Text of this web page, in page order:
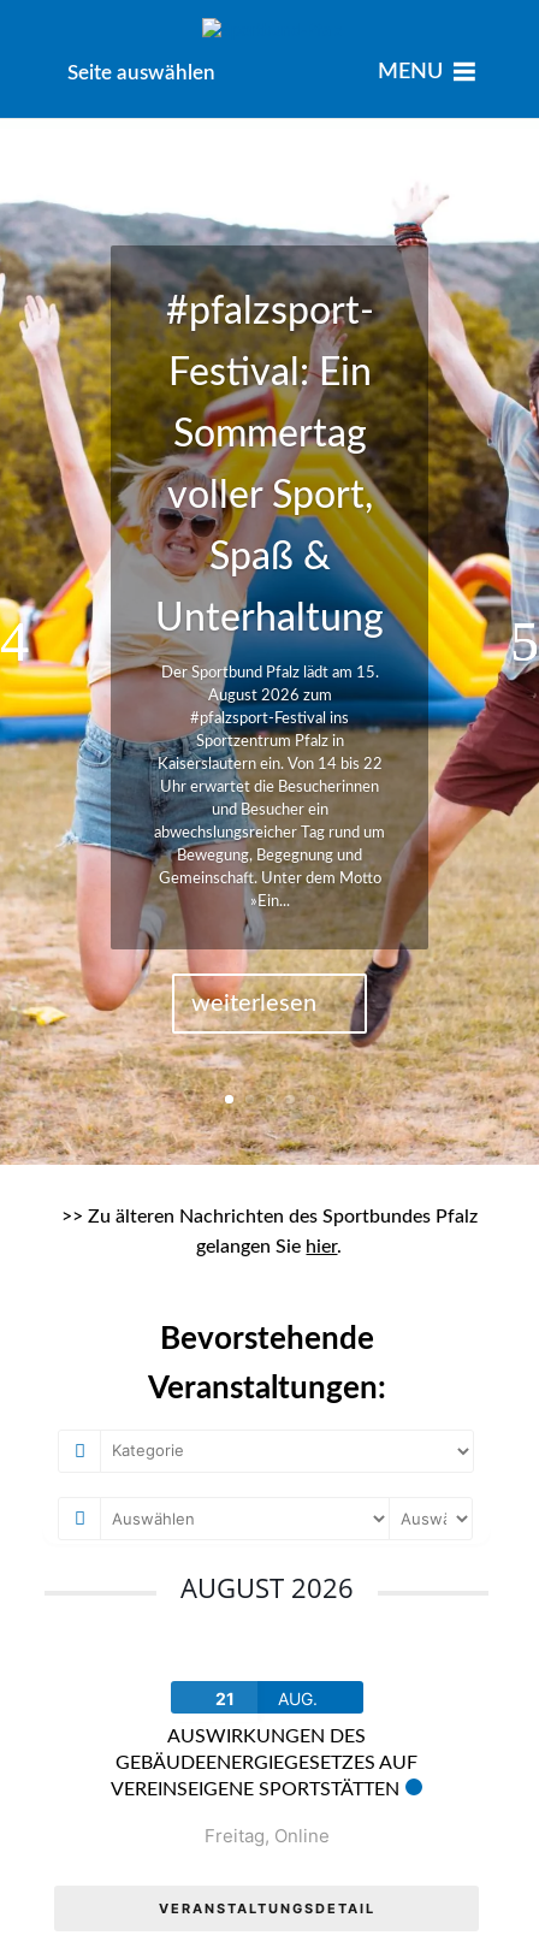
Seite auswählen MENU
#pfalzsport-
Festival: Ein
Sommertag
voller Sport,
Spaß &
Unterhaltung
Der Sportbund Pfalz lädt am 15.
August 2026 zum
#pfalzsport‑Festival ins
Sportzentrum Pfalz in
Kaiserslautern ein. Von 14 bis 22
Uhr erwartet die Besucherinnen
und Besucher ein
abwechslungsreicher Tag rund um
Bewegung, Begegnung und
Gemeinschaft. Unter dem Motto
»Ein...
weiterlesen
>> Zu älteren Nachrichten des Sportbundes Pfalz
gelangen Sie hier.
Bevorstehende
Veranstaltungen:
AUGUST 2026
21 AUG.
AUSWIRKUNGEN DES
GEBÄUDEENERGIEGESETZES AUF
VEREINSEIGENE SPORTSTÄTTEN
Freitag, Online
VERANSTALTUNGSDETAIL